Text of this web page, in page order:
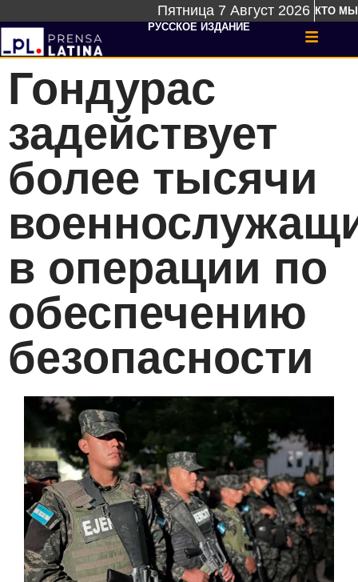
Пятница 7 Август 2026 КТО МЫ
РУССКОЕ ИЗДАНИЕ
Гондурас
задействует
более тысячи
в операции по
обеспечению
безопасности